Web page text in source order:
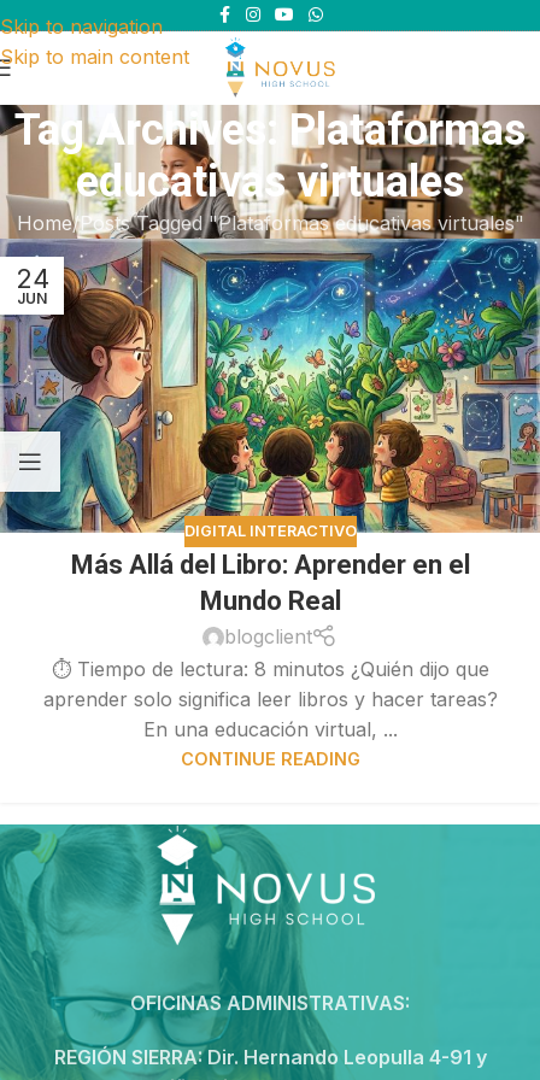
Skip to navigation
Skip to main content
Tag Archives: Plataformas
educativas virtuales
Home Posts Tagged "Plataformas educativas virtuales"
24
JUN
DIGITAL INTERACTIVO
Más Allá del Libro: Aprender en el
Mundo Real
blogclient
⏱ Tiempo de lectura: 8 minutos ¿Quién dijo que
aprender solo significa leer libros y hacer tareas?
En una educación virtual, ...
CONTINUE READING
OFICINAS ADMINISTRATIVAS:
REGIÓN SIERRA:Dir. Hernando Leopulla 4-91 y